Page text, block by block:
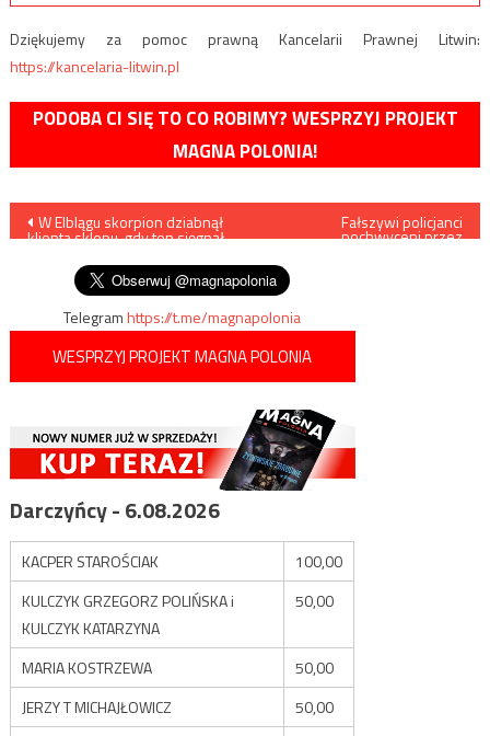
Dziękujemy za pomoc prawną Kancelarii Prawnej Litwin:
https://kancelaria-litwin.pl
PODOBA CI SIĘ TO CO ROBIMY? WESPRZYJ PROJEKT
MAGNA POLONIA!
Nawigacja
wpisu
W Elblągu skorpion dziabnął
klienta sklepu, gdy ten sięgnął
Fałszywi policjanci
pochwyceni przez
Telegramhttps://t.me/magnapolonia
WESPRZYJ PROJEKT MAGNA POLONIA
Darczyńcy - 6.08.2026
KACPER STAROŚCIAK
100,00
KULCZYK GRZEGORZ POLIŃSKA i
KULCZYK KATARZYNA
50,00
MARIA KOSTRZEWA
50,00
JERZY T MICHAJŁOWICZ
50,00